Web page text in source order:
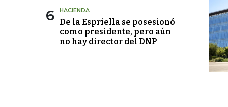
6 HACIENDA
De la Espriella se posesionó
como presidente, pero aún
no hay director del DNP